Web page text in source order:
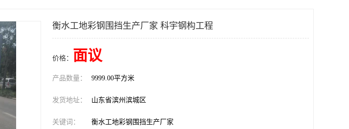
衡水工地彩钢围挡生产厂家 科宇钢构工程
价格： 面议
产品数量： 9999.00平方米
发货地址： 山东省滨州滨城区
关键词： 衡水工地彩钢围挡生产厂家